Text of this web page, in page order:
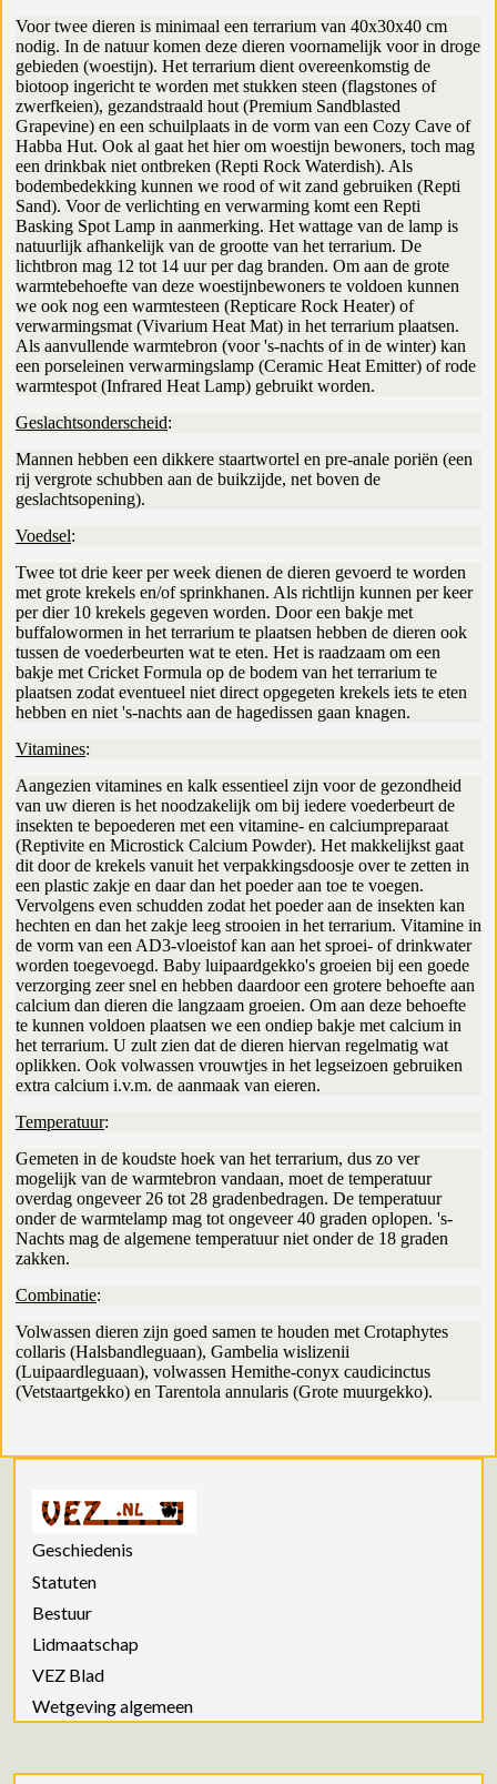
Voor twee dieren is minimaal een terrarium van 40x30x40 cm
nodig. In de natuur komen deze dieren voornamelijk voor in droge
gebieden (woestijn). Het terrarium dient overeenkomstig de
biotoop ingericht te worden met stukken steen (flagstones of
zwerfkeien), gezandstraald hout (Premium Sandblasted
Grapevine) en een schuilplaats in de vorm van een Cozy Cave of
Habba Hut. Ook al gaat het hier om woestijn bewoners, toch mag
een drinkbak niet ontbreken (Repti Rock Waterdish). Als
bodembedekking kunnen we rood of wit zand gebruiken (Repti
Sand). Voor de verlichting en verwarming komt een Repti
Basking Spot Lamp in aanmerking. Het wattage van de lamp is
natuurlijk afhankelijk van de grootte van het terrarium. De
lichtbron mag 12 tot 14 uur per dag branden. Om aan de grote
warmtebehoefte van deze woestijnbewoners te voldoen kunnen
we ook nog een warmtesteen (Repticare Rock Heater) of
verwarmingsmat (Vivarium Heat Mat) in het terrarium plaatsen.
Als aanvullende warmtebron (voor 's-nachts of in de winter) kan
een porseleinen verwarmingslamp (Ceramic Heat Emitter) of rode
warmtespot (Infrared Heat Lamp) gebruikt worden.
Geslachtsonderscheid:
Mannen hebben een dikkere staartwortel en pre-anale poriën (een
rij vergrote schubben aan de buikzijde, net boven de
geslachtsopening).
Voedsel:
Twee tot drie keer per week dienen de dieren gevoerd te worden
met grote krekels en/of sprinkhanen. Als richtlijn kunnen per keer
per dier 10 krekels gegeven worden. Door een bakje met
buffalowormen in het terrarium te plaatsen hebben de dieren ook
tussen de voederbeurten wat te eten. Het is raadzaam om een
bakje met Cricket Formula op de bodem van het terrarium te
plaatsen zodat eventueel niet direct opgegeten krekels iets te eten
hebben en niet 's-nachts aan de hagedissen gaan knagen.
Vitamines:
Aangezien vitamines en kalk essentieel zijn voor de gezondheid
van uw dieren is het noodzakelijk om bij iedere voederbeurt de
insekten te bepoederen met een vitamine- en calciumpreparaat
(Reptivite en Microstick Calcium Powder). Het makkelijkst gaat
dit door de krekels vanuit het verpakkingsdoosje over te zetten in
een plastic zakje en daar dan het poeder aan toe te voegen.
Vervolgens even schudden zodat het poeder aan de insekten kan
hechten en dan het zakje leeg strooien in het terrarium. Vitamine in
de vorm van een AD3-vloeistof kan aan het sproei- of drinkwater
worden toegevoegd. Baby luipaardgekko's groeien bij een goede
verzorging zeer snel en hebben daardoor een grotere behoefte aan
calcium dan dieren die langzaam groeien. Om aan deze behoefte
te kunnen voldoen plaatsen we een ondiep bakje met calcium in
het terrarium. U zult zien dat de dieren hiervan regelmatig wat
oplikken. Ook volwassen vrouwtjes in het legseizoen gebruiken
extra calcium i.v.m. de aanmaak van eieren.
Temperatuur:
Gemeten in de koudste hoek van het terrarium, dus zo ver
mogelijk van de warmtebron vandaan, moet de temperatuur
overdag ongeveer 26 tot 28 gradenbedragen. De temperatuur
onder de warmtelamp mag tot ongeveer 40 graden oplopen. 's-
Nachts mag de algemene temperatuur niet onder de 18 graden
zakken.
Combinatie:
Volwassen dieren zijn goed samen te houden met Crotaphytes
collaris (Halsbandleguaan), Gambelia wislizenii
(Luipaardleguaan), volwassen Hemithe-conyx caudicinctus
(Vetstaartgekko) en Tarentola annularis (Grote muurgekko).
Geschiedenis
Statuten
Bestuur
Lidmaatschap
VEZ Blad
Wetgeving algemeen